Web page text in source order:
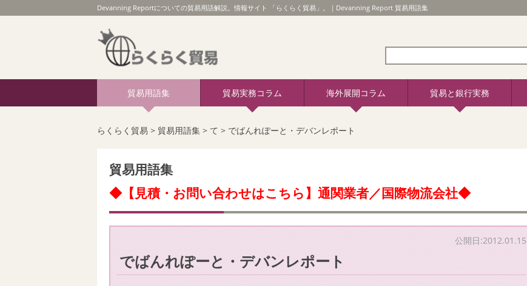
Devanning Reportについての貿易用語解説。情報サイト 「らくらく貿易」。｜Devanning Report 貿易用語集
貿易用語集 貿易実務コラム 海外展開コラム 貿易と銀行実務
らくらく貿易 > 貿易用語集> て > でばんれぽーと・デバンレポート
貿易用語集
◆【見積・お問い合わせはこちら】通関業者／国際物流会社◆
公開日:2012.01.15
でばんれぽーと・デバンレポート